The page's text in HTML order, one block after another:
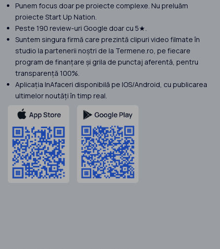
Punem focus doar pe proiecte complexe. Nu preluăm
proiecte Start Up Nation.
Peste 190 review-uri Google doar cu 5★.
Suntem singura firmă care prezintă clipuri video filmate în
studio la partenerii noștri de la Termene.ro, pe fiecare
program de finanțare și grila de punctaj aferentă, pentru
transparență 100%.
Aplicația InAfaceri disponibilă pe IOS/Android, cu publicarea
ultimelor noutăți în timp real.